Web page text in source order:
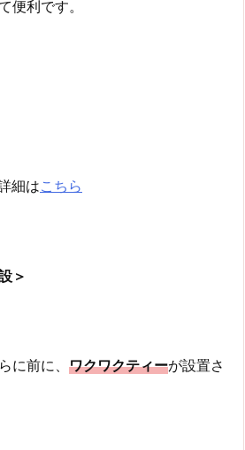
便利です。
細はこちら
＞
に前に、 ワクワクティーが設置さ